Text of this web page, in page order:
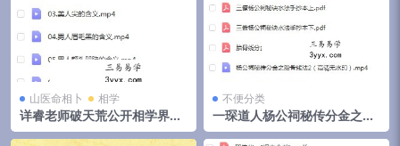
山医命相卜 相学
详睿老师破天荒公开相学界不
传之秘法
不便分类
一琛道人杨公祠秘传分金之胎
骨线法（高清晰版本）